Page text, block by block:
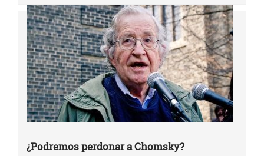
¿Podremos perdonar a Chomsky?